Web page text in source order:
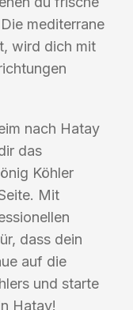
mediterrane
wird dich mit
nach Hatay
das
Köhler
Mit
dass dein
auf die
und starte
Hatay!